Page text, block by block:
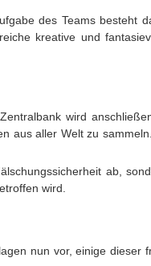
des Teams besteht
kreative und
wird
aus aller Welt zu
ab,
wird.
nun vor, einige dieser